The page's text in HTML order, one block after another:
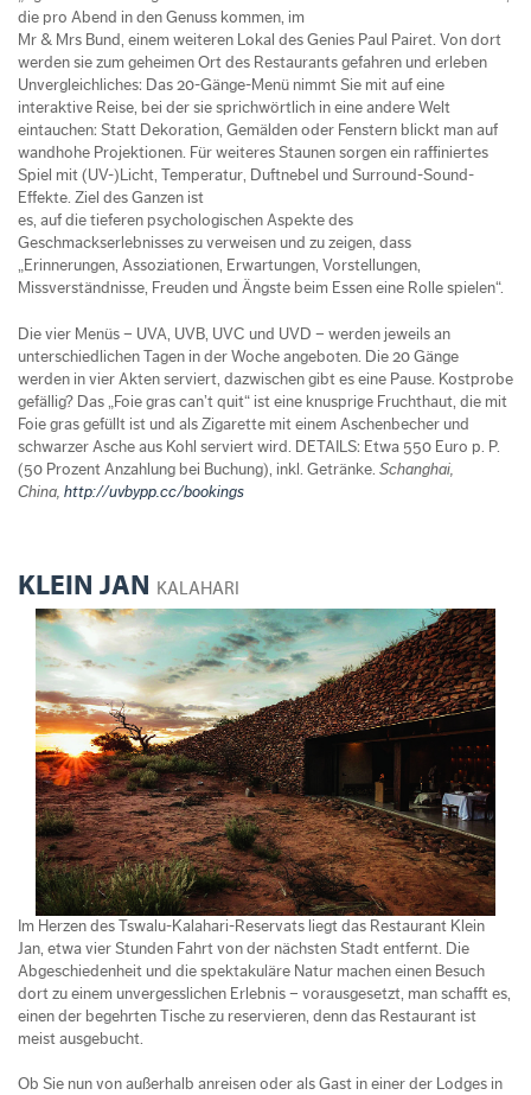
die pro Abend in den Genuss kommen, im
Mr & Mrs Bund, einem weiteren Lokal des Genies Paul Pairet. Von dort
werden sie zum geheimen Ort des Restaurants gefahren und erleben
Unvergleichliches: Das 20-Gänge-Menü nimmt Sie mit auf eine
interaktive Reise, bei der sie sprichwörtlich in eine andere Welt
eintauchen: Statt Dekoration, Gemälden oder Fenstern blickt man auf
wandhohe Projektionen. Für weiteres Staunen sorgen ein raffiniertes
Spiel mit (UV-)Licht, Temperatur, Duftnebel und Surround-Sound-
Effekte. Ziel des Ganzen ist
es, auf die tieferen psychologischen Aspekte des
Geschmackserlebnisses zu verweisen und zu zeigen, dass
„Erinnerungen, Assoziationen, Erwartungen, Vorstellungen,
Missverständnisse, Freuden und Ängste beim Essen eine Rolle spielen“.
Die vier Menüs – UVA, UVB, UVC und UVD – werden jeweils an
unterschiedlichen Tagen in der Woche angeboten. Die 20 Gänge
werden in vier Akten serviert, dazwischen gibt es eine Pause. Kostprobe
gefällig? Das „Foie gras can’t quit“ ist eine knusprige Fruchthaut, die mit
Foie gras gefüllt ist und als Zigarette mit einem Aschenbecher und
schwarzer Asche aus Kohl serviert wird. DETAILS: Etwa 550 Euro p. P.
(50 Prozent Anzahlung bei Buchung), inkl. Getränke. Schanghai,
China, http://uvbypp.cc/bookings
KLEIN JAN KALAHARI
Im Herzen des Tswalu-Kalahari-Reservats liegt das Restaurant Klein
Jan, etwa vier Stunden Fahrt von der nächsten Stadt entfernt. Die
Abgeschiedenheit und die spektakuläre Natur machen einen Besuch
dort zu einem unvergesslichen Erlebnis – vorausgesetzt, man schafft es,
einen der begehrten Tische zu reservieren, denn das Restaurant ist
meist ausgebucht.
Ob Sie nun von außerhalb anreisen oder als Gast in einer der Lodges in